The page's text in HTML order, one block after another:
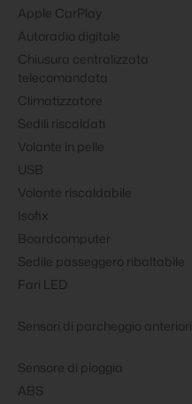
Apple CarPlay
Autoradio digitale
Chiusura centralizzata
telecomandata
Climatizzatore
Sedili riscaldati
Volante in pelle
USB
Volante riscaldabile
Isofix
Boardcomputer
Sedile passeggero ribaltabile
Fari LED
Sensori di parcheggio anteriori
Sensore di pioggia
ABS